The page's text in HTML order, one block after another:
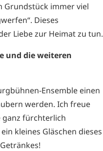
Grundstück immer viel
Dieses
Liebe zur Heimat zu tun.
und die weiteren
Ensemble einen
werden. Ich freue
ganz fürchterlich
kleines Gläschen dieses